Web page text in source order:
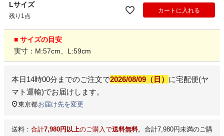
Lサイズ
残り1点
カートに入れる
■ サイズの目安
実寸：M:57cm、L:59cm
本日14時00分 までのご注文で2026/08/09（日） に宅配便(ヤ
マト運輸)でお届けします。
東京都お届け先を変更
送料： 合計7,980円以上のご購入で送料無料。合計7,980円未満のご購